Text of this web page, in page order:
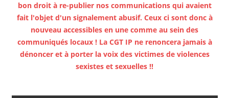
bon droit à re-publier nos communications qui avaient
fait l'objet d'un signalement abusif. Ceux ci sont donc à
nouveau accessibles en une comme au sein des
communiqués locaux ! La CGT IP ne renoncera jamais à
dénoncer et à porter la voix des victimes de violences
sexistes et sexuelles !!